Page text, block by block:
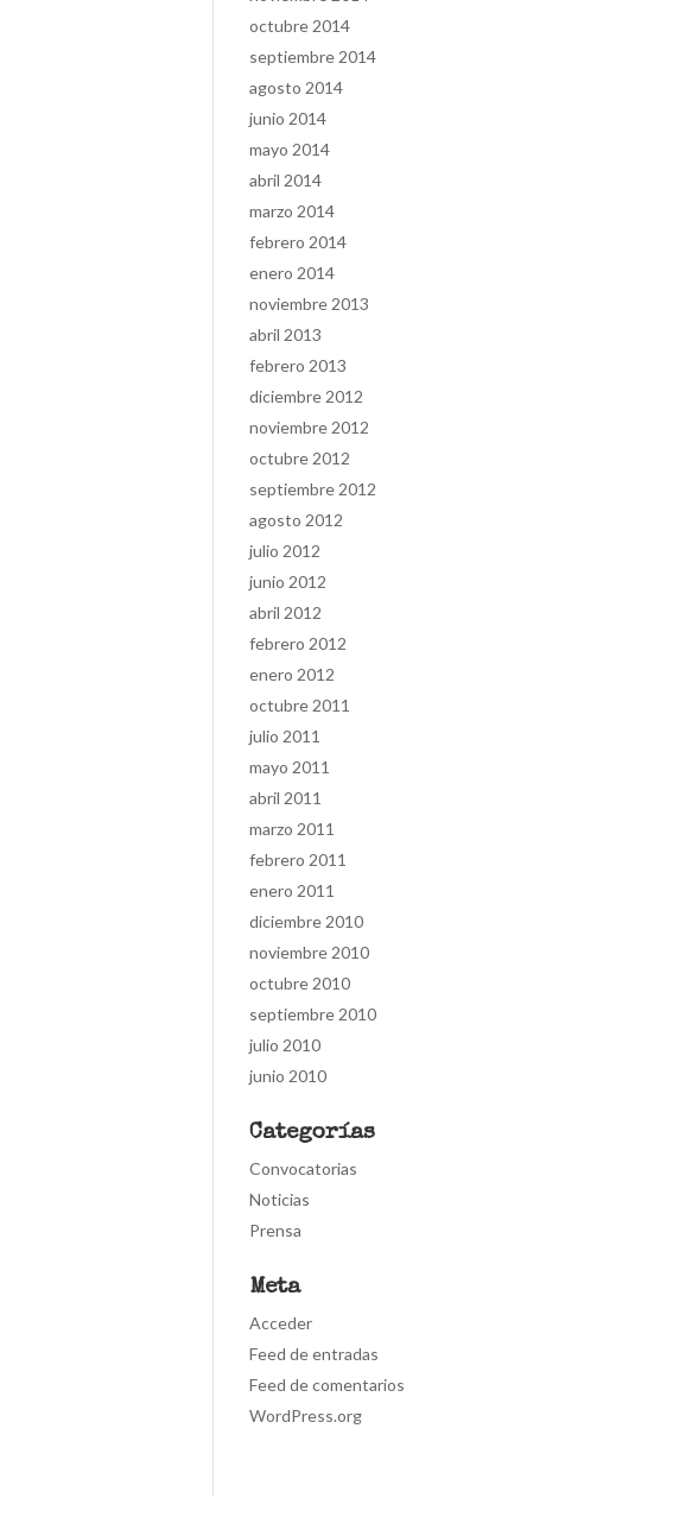
octubre 2014
septiembre 2014
agosto 2014
junio 2014
mayo 2014
abril 2014
marzo 2014
febrero 2014
enero 2014
noviembre 2013
abril 2013
febrero 2013
diciembre 2012
noviembre 2012
octubre 2012
septiembre 2012
agosto 2012
julio 2012
junio 2012
abril 2012
febrero 2012
enero 2012
octubre 2011
julio 2011
mayo 2011
abril 2011
marzo 2011
febrero 2011
enero 2011
diciembre 2010
noviembre 2010
octubre 2010
septiembre 2010
julio 2010
junio 2010
Categorías
Convocatorias
Noticias
Prensa
Meta
Acceder
Feed de entradas
Feed de comentarios
WordPress.org